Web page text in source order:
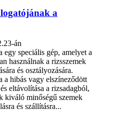
a
án
egy speciális gép, amelyet a
használnak a rizsszemek
és osztályozására.
a hibás vagy elszíneződött
eltávolítása a rizsadagból,
kiváló minőségű szemek
és szállításra...